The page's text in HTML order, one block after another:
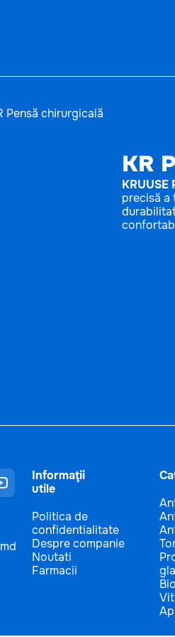
Pensă chirurgicală
KR
precisă a
Informaţii
utile
Politica de
confidentialitate
Despre companie
Noutati
Farmacii